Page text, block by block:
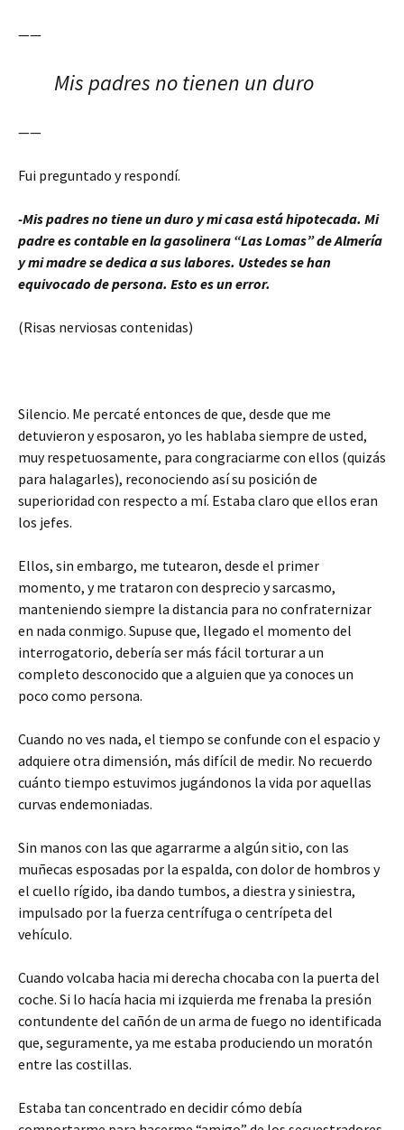
——
Mis padres no tienen un duro
——
Fui preguntado y respondí.
-Mis padres no tiene un duro y mi casa está hipotecada. Mi
padre es contable en la gasolinera “Las Lomas” de Almería
y mi madre se dedica a sus labores. Ustedes se han
equivocado de persona. Esto es un error.
(Risas nerviosas contenidas)
Silencio. Me percaté entonces de que, desde que me
detuvieron y esposaron, yo les hablaba siempre de usted,
muy respetuosamente, para congraciarme con ellos (quizás
para halagarles), reconociendo así su posición de
superioridad con respecto a mí. Estaba claro que ellos eran
los jefes.
Ellos, sin embargo, me tutearon, desde el primer
momento, y me trataron con desprecio y sarcasmo,
manteniendo siempre la distancia para no confraternizar
en nada conmigo. Supuse que, llegado el momento del
interrogatorio, debería ser más fácil torturar a un
completo desconocido que a alguien que ya conoces un
poco como persona.
Cuando no ves nada, el tiempo se confunde con el espacio y
adquiere otra dimensión, más difícil de medir. No recuerdo
cuánto tiempo estuvimos jugándonos la vida por aquellas
curvas endemoniadas.
Sin manos con las que agarrarme a algún sitio, con las
muñecas esposadas por la espalda, con dolor de hombros y
el cuello rígido, iba dando tumbos, a diestra y siniestra,
impulsado por la fuerza centrífuga o centrípeta del
vehículo.
Cuando volcaba hacia mi derecha chocaba con la puerta del
coche. Si lo hacía hacia mi izquierda me frenaba la presión
contundente del cañón de un arma de fuego no identificada
que, seguramente, ya me estaba produciendo un moratón
entre las costillas.
Estaba tan concentrado en decidir cómo debía